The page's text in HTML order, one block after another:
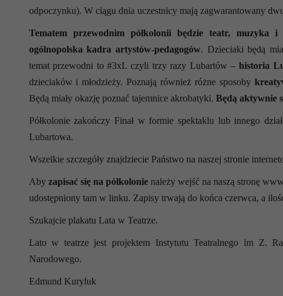
odpoczynku). W ciągu dnia uczestnicy mają zagwarantowany
Tematem przewodnim półkolonii będzie teatr, muzyka i
ogólnopolska kadra artystów-pedagogów. Dzieciaki będą
temat przewodni to #3xL czyli trzy razy Lubartów – historia
dzieciaków i młodzieży. Poznają również różne sposoby
Będą miały okazję poznać tajemnice akrobatyki. Będą aktywnie
Półkolonie zakończy Finał w formie spektaklu lub innego
Lubartowa.
Wszelkie szczegóły znajdziecie Państwo na naszej stronie
Aby zapisać się na półkolonienależy wejść na naszą stronę
udostępniony tam w linku. Zapisy trwają do końca czerwca, a
Szukajcie plakatu Lata w Teatrze.
Lato w teatrze jest projektem Instytutu Teatralnego im Z.
Narodowego.
Edmund Kuryluk